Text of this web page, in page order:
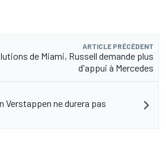
ARTICLE PRÉCÉDENT
de Miami, Russell demande plus
d'appui à Mercedes
Verstappen ne durera pas